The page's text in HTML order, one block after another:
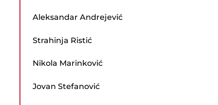
Aleksandar Andrejević
Strahinja Ristić
Nikola Marinković
Jovan Stefanović